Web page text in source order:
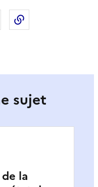
sur LinkedIn
Partager par email
sujet
la